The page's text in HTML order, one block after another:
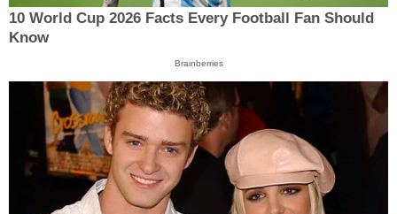
10 World Cup 2026 Facts Every Football Fan Should
Know
Brainberries